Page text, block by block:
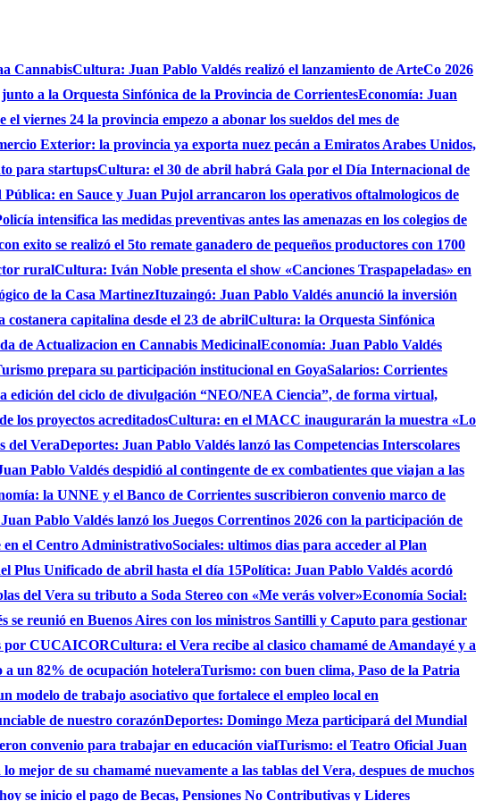
CannabisCultura: Juan Pablo Valdés realizó el lanzamiento de ArteCo 2026
a la Orquesta Sinfónica de la Provincia de CorrientesEconomía: Juan
el viernes 24 la provincia empezo a abonar los sueldos del mes de
Exterior: la provincia ya exporta nuez pecán a Emiratos Arabes Unidos,
para startupsCultura: el 30 de abril habrá Gala por el Día Internacional de
Pública: en Sauce y Juan Pujol arrancaron los operativos oftalmologicos de
intensifica las medidas preventivas antes las amenazas en los colegios de
exito se realizó el 5to remate ganadero de pequeños productores con 1700
ruralCultura: Iván Noble presenta el show «Canciones Traspapeladas» en
de la Casa MartinezItuzaingó: Juan Pablo Valdés anunció la inversión
capitalina desde el 23 de abrilCultura: la Orquesta Sinfónica
de Actualizacion en Cannabis MedicinalEconomía: Juan Pablo Valdés
prepara su participación institucional en GoyaSalarios: Corrientes
edición del ciclo de divulgación “NEO/NEA Ciencia”, de forma virtual,
los proyectos acreditadosCultura: en el MACC inaugurarán la muestra «Lo
del VeraDeportes: Juan Pablo Valdés lanzó las Competencias Interscolares
Pablo Valdés despidió al contingente de ex combatientes que viajan a las
la UNNE y el Banco de Corrientes suscribieron convenio marco de
Pablo Valdés lanzó los Juegos Correntinos 2026 con la participación de
el Centro AdministrativoSociales: ultimos dias para acceder al Plan
Plus Unificado de abril hasta el día 15Política: Juan Pablo Valdés acordó
del Vera su tributo a Soda Stereo con «Me verás volver»Economía Social:
se reunió en Buenos Aires con los ministros Santilli y Caputo para gestionar
por CUCAICORCultura: el Vera recibe al clasico chamamé de Amandayé y a
un 82% de ocupación hoteleraTurismo: con buen clima, Paso de la Patria
modelo de trabajo asociativo que fortalece el empleo local en
de nuestro corazónDeportes: Domingo Meza participará del Mundial
convenio para trabajar en educación vialTurismo: el Teatro Oficial Juan
mejor de su chamamé nuevamente a las tablas del Vera, despues de muchos
se inicio el pago de Becas, Pensiones No Contributivas y Lideres